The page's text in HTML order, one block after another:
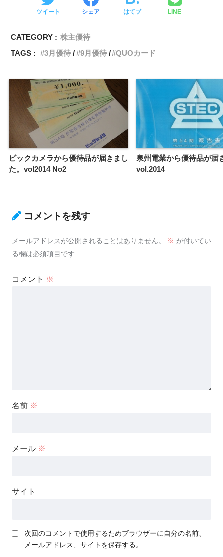
ツイート シェア はてブ LINE
CATEGORY : 株主優待
TAGS :
3月優待 9月優待 QUOカード
ビックカメラから優待品が届きまし
た。vol2014 No2
泉州電業から優待品が届
vol.2014
コメントを残す
メールアドレスが公開されることはありません。 ※ が付いてい
る欄は必須項目です
コメント ※
名前 ※
メール ※
サイト
次回のコメントで使用するためブラウザーに自分の名前、
メールアドレス、サイトを保存する。